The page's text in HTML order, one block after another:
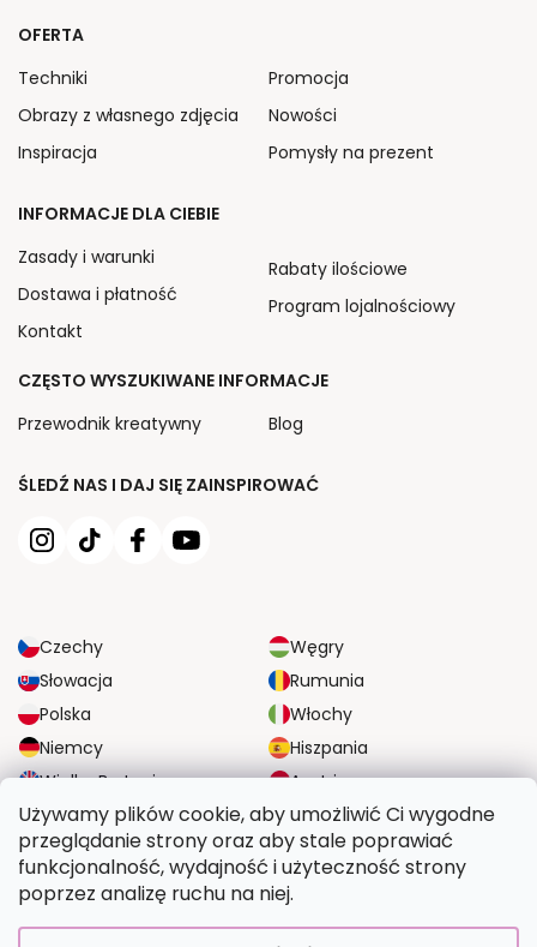
Używamy plików cookie, aby umożliwić Ci wygodne
przeglądanie strony oraz aby stale poprawiać
funkcjonalność, wydajność i użyteczność strony
poprzez analizę ruchu na niej.
ŚLEDŹ NAS I DAJ SIĘ ZAINSPIROWAĆ
Czechy
Węgry
Słowacja
Rumunia
Polska
Włochy
Niemcy
Hiszpania
Wielka Brytania
Austria
OFERTA
Techniki
Obrazy z własnego zdjęcia
Inspiracja
Promocja
Nowości
Pomysły na prezent
INFORMACJE DLA CIEBIE
Zasady i warunki
Dostawa i płatność
Kontakt
Rabaty ilościowe
Program lojalnościowy
CZĘSTO WYSZUKIWANE INFORMACJE
Przewodnik kreatywny
Blog
NIEZAWODNE OPCJE DOSTAWY
BEZPIECZNE OPCJE PŁATNOŚCI